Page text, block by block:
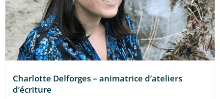
Charlotte Delforges – animatrice d’ateliers
d’écriture